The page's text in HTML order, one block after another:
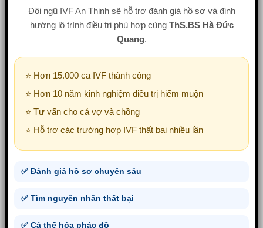
Đội ngũ IVF An Thịnh sẽ hỗ trợ đánh giá hồ sơ và định
hướng lộ trình điều trị phù hợp cùng ThS.BS Hà Đức
Quang.
⭐ Hơn 15.000 ca IVF thành công
⭐ Hơn 10 năm kinh nghiệm điều trị hiếm muộn
⭐ Tư vấn cho cả vợ và chồng
⭐ Hỗ trợ các trường hợp IVF thất bại nhiều lần
✅ Đánh giá hồ sơ chuyên sâu
✅ Tìm nguyên nhân thất bại
✅ Cá thể hóa phác đồ